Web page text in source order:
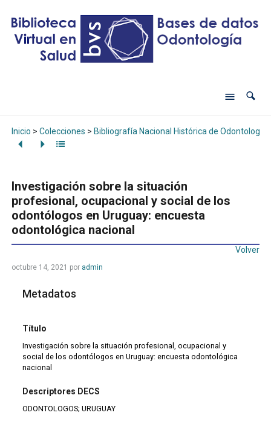
Inicio > Colecciones > Bibliografía Nacional Histórica de Odontología
Investigación sobre la situación
profesional, ocupacional y social de los
odontólogos en Uruguay: encuesta
odontológica nacional
Volver
octubre 14, 2021 por admin
Metadatos
Título
Investigación sobre la situación profesional, ocupacional y
social de los odontólogos en Uruguay: encuesta odontológica
nacional
Descriptores DECS
ODONTOLOGOS; URUGUAY